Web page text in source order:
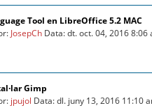
Tool en LibreOffice 5.2 MAC
JosepCh Data: dt. oct. 04, 2016 8:06
Gimp
jpujol Data: dl. juny 13, 2016 11:10